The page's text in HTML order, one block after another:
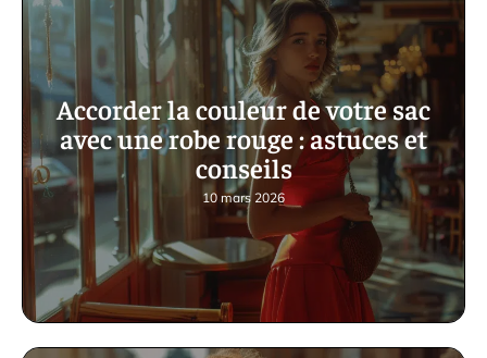
Accorder la couleur de votre sac
avec une robe rouge : astuces et
conseils
10 mars 2026